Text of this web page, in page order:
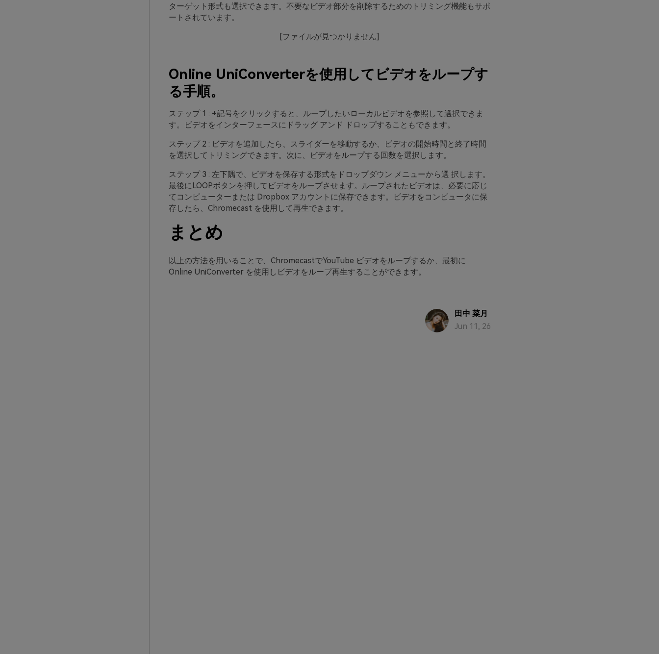
ターゲット形式も選択できます。不要なビデオ部分を削除するためのトリミング機能もサポ
ートされています。
[ファイルが見つかりません]
Online UniConverterを使用してビデオをループす
る手順。
ステップ 1 : +記号をクリックすると、ループしたいローカルビデオを参照して選択できま
す。ビデオをインターフェースにドラッグ アンド ドロップすることもできます。
ステップ 2 : ビデオを追加したら、スライダーを移動するか、ビデオの開始時間と終了時間
を選択してトリミングできます。次に、ビデオをループする回数を選択します。
ステップ 3 : 左下隅で、ビデオを保存する形式をドロップダウン メニューから選 択します。
最後にLOOPボタンを押してビデオをループさせます。ループされたビデオは、必要に応じ
てコンピューターまたは Dropbox アカウントに保存できます。ビデオをコンピュータに保
存したら、Chromecast を使用して再生できます。
まとめ
以上の方法を用いることで、ChromecastでYouTube ビデオをループするか、最初に
Online UniConverter を使用しビデオをループ再生することができます。
田中 菜月
Jun 11, 26